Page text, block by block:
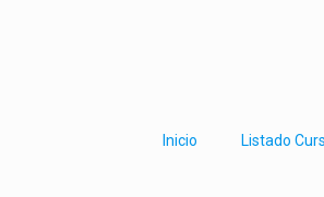
Inicio Listado